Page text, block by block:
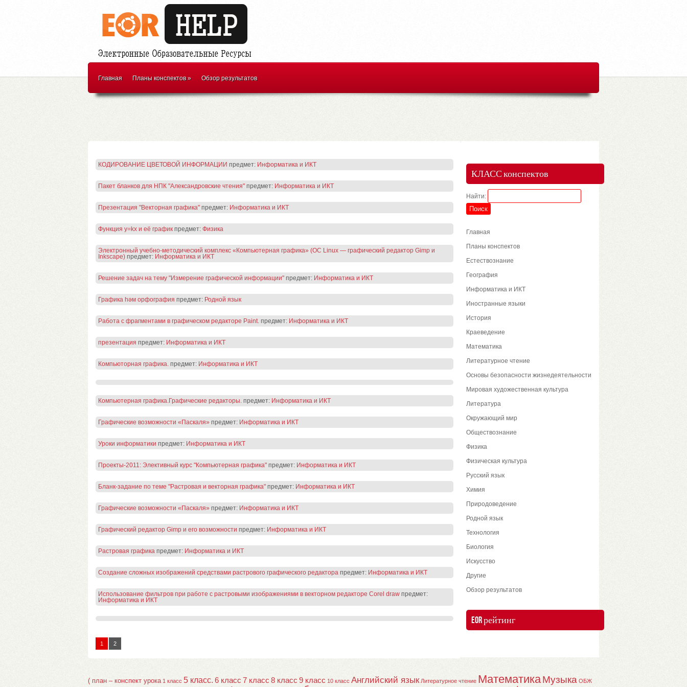
Главная Планы конспектов» Обзор результатов
КОДИРОВАНИЕ ЦВЕТОВОЙ ИНФОРМАЦИИ предмет: Информатика и ИКТ
Пакет бланков для НПК "Александровские чтения" предмет: Информатика и ИКТ
Презентация "Векторная графика" предмет: Информатика и ИКТ
Функция y=kx и её график предмет: Физика
Электронный учебно-методический комплекс «Компьютерная графика» (ОС Linux — графический редактор Gimp и
Inkscape) предмет: Информатика и ИКТ
Решение задач на тему "Измерение графической информации" предмет: Информатика и ИКТ
Графика һәм орфография предмет: Родной язык
Работа с фрагментами в графическом редакторе Paint. предмет: Информатика и ИКТ
презентация предмет: Информатика и ИКТ
Компьюторная графика. предмет: Информатика и ИКТ
Компьютерная графика.Графические редакторы. предмет: Информатика и ИКТ
Графические возможности «Паскаля» предмет: Информатика и ИКТ
Уроки информатики предмет: Информатика и ИКТ
Проекты-2011: Элективный курс "Компьютерная графика" предмет: Информатика и ИКТ
Бланк-задание по теме "Растровая и векторная графика" предмет: Информатика и ИКТ
Графические возможности «Паскаля» предмет: Информатика и ИКТ
Графический редактор Gimp и его возможности предмет: Информатика и ИКТ
Растровая графика предмет: Информатика и ИКТ
Создание сложных изображений средствами растрового графического редактора предмет: Информатика и ИКТ
Использование фильтров при работе с растровыми изображениями в векторном редакторе Corel draw предмет:
Информатика и ИКТ
1 2
КЛАСС конспектов
Найти:
Главная
Планы конспектов
Естествознание
География
Информатика и ИКТ
Иностранные языки
История
Краеведение
Математика
Литературное чтение
Основы безопасности жизнедеятельности
Мировая художественная культура
Литература
Окружающий мир
Обществознание
Физика
Физическая культура
Русский язык
Химия
Природоведение
Родной язык
Технология
Биология
Искусство
Другие
Обзор результатов
EOR рейтинг
( план – конспект урока 1 класс 5 класс. 6 класс 7 класс 8 класс 9 класс 10 класс Английский язык Литературное чтение МатематикаМузыка ОБЖ